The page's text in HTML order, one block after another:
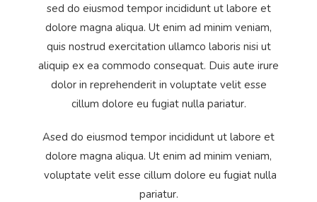
sed do eiusmod tempor incididunt ut labore et
dolore magna aliqua. Ut enim ad minim veniam,
quis nostrud exercitation ullamco laboris nisi ut
aliquip ex ea commodo consequat. Duis aute irure
dolor in reprehenderit in voluptate velit esse
cillum dolore eu fugiat nulla pariatur.
Ased do eiusmod tempor incididunt ut labore et
dolore magna aliqua. Ut enim ad minim veniam,
voluptate velit esse cillum dolore eu fugiat nulla
pariatur.